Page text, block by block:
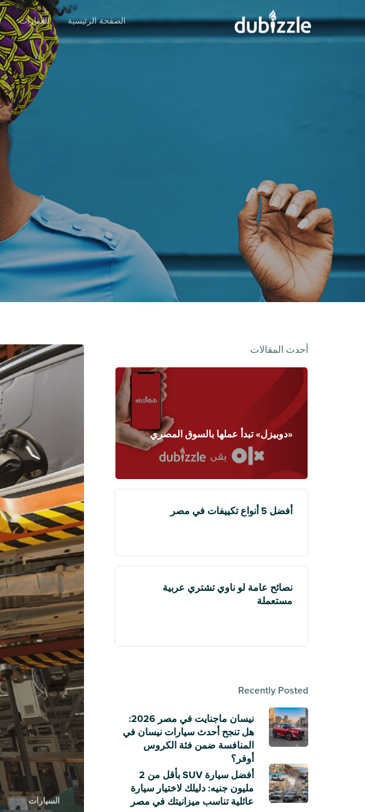
to
الصفحة الرئيسية العقارات
السيارات
أحدث المقالات
«دوبيزل» تبدأ عملها بالسوق المصري
أفضل 5 أنواع تكييفات في مصر
نصائح عامة لو ناوي تشتري عربية
مستعملة
Recently Posted
نيسان ماجنايت في مصر 2026:
هل تنجح أحدث سيارات نيسان في
المنافسة ضمن فئة الكروس
أوفر؟
أفضل سيارة SUV بأقل من 2
مليون جنيه: دليلك لاختيار سيارة
عائلية تناسب ميزانيتك في مصر